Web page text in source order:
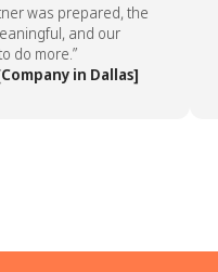
was prepared, the
and our
more.”
in Dallas]